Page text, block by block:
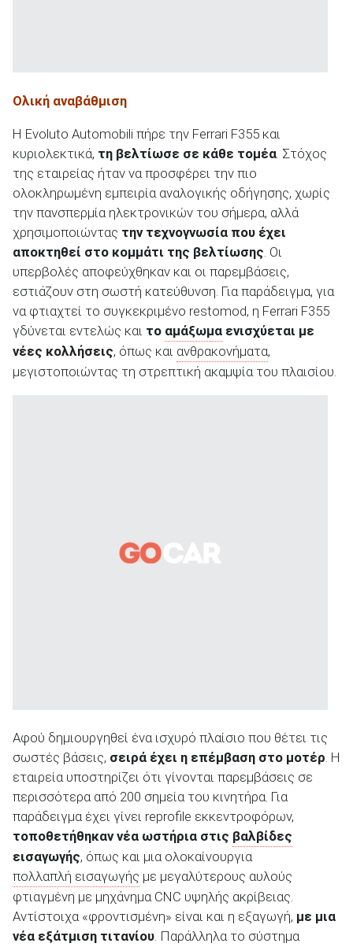
Ολική αναβάθμιση
Η Evoluto Automobili πήρε την Ferrari F355 και
κυριολεκτικά, τη βελτίωσε σε κάθε τομέα . Στόχος
της εταιρείας ήταν να προσφέρει την πιο
ολοκληρωμένη εμπειρία αναλογικής οδήγησης, χωρίς
την πανσπερμία ηλεκτρονικών του σήμερα, αλλά
χρησιμοποιώντας την τεχνογνωσία που έχει
αποκτηθεί στο κομμάτι της βελτίωσης . Οι
υπερβολές αποφεύχθηκαν και οι παρεμβάσεις,
εστιάζουν στη σωστή κατεύθυνση. Για παράδειγμα, για
να φτιαχτεί το συγκεκριμένο restomod, η Ferrari F355
γδύνεται εντελώς και το αμάξωμα ενισχύεται με
νέες κολλήσεις, όπως και ανθρακονήματα,
μεγιστοποιώντας τη στρεπτική ακαμψία του πλαισίου.
Αφού δημιουργηθεί ένα ισχυρό πλαίσιο που θέτει τις
σωστές βάσεις, σειρά έχει η επέμβαση στο μοτέρ. Η
εταιρεία υποστηρίζει ότι γίνονται παρεμβάσεις σε
περισσότερα από 200 σημεία του κινητήρα. Για
παράδειγμα έχει γίνει reprofile εκκεντροφόρων,
τοποθετήθηκαν νέα ωστήρια στις βαλβίδες
εισαγωγής, όπως και μια ολοκαίνουργια
πολλαπλή εισαγωγής με μεγαλύτερους αυλούς
φτιαγμένη με μηχάνημα CNC υψηλής ακρίβειας.
Αντίστοιχα «φροντισμένη» είναι και η εξαγωγή, με μια
νέα εξάτμιση τιτανίου. Παράλληλα το σύστημα